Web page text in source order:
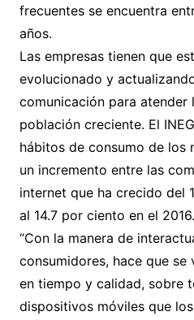
frecuentes se encuentra
años.
Las empresas tienen que
evolucionado y
comunicación para atender
población creciente. El
hábitos de consumo de los
un incremento entre las
internet que ha crecido del
al 14.7 por ciento en el 2016.
“Con la manera de
consumidores, hace que se
en tiempo y calidad, sobre
dispositivos móviles que